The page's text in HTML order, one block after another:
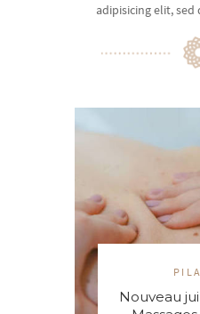
adipisicing elit,
Nouveau